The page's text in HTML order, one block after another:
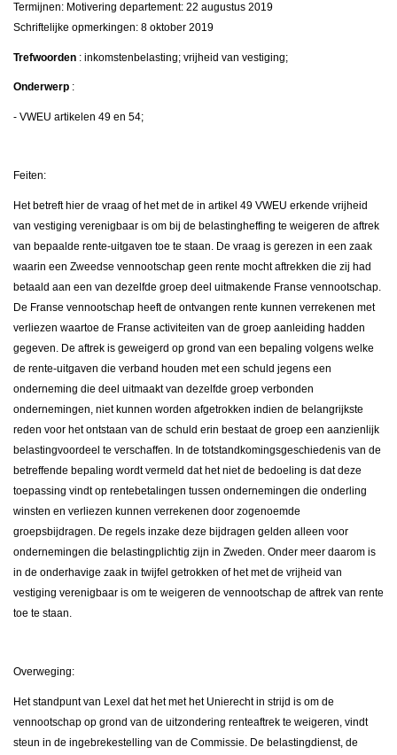
Termijnen: Motivering departement: 22 augustus 2019
Schriftelijke opmerkingen: 8 oktober 2019
Trefwoorden : inkomstenbelasting; vrijheid van vestiging;
Onderwerp :
- VWEU artikelen 49 en 54;
Feiten:
Het betreft hier de vraag of het met de in artikel 49 VWEU erkende vrijheid
van vestiging verenigbaar is om bij de belastingheffing te weigeren de aftrek
van bepaalde rente-uitgaven toe te staan. De vraag is gerezen in een zaak
waarin een Zweedse vennootschap geen rente mocht aftrekken die zij had
betaald aan een van dezelfde groep deel uitmakende Franse vennootschap.
De Franse vennootschap heeft de ontvangen rente kunnen verrekenen met
verliezen waartoe de Franse activiteiten van de groep aanleiding hadden
gegeven. De aftrek is geweigerd op grond van een bepaling volgens welke
de rente-uitgaven die verband houden met een schuld jegens een
onderneming die deel uitmaakt van dezelfde groep verbonden
ondernemingen, niet kunnen worden afgetrokken indien de belangrijkste
reden voor het ontstaan van de schuld erin bestaat de groep een aanzienlijk
belastingvoordeel te verschaffen. In de totstandkomingsgeschiedenis van de
betreffende bepaling wordt vermeld dat het niet de bedoeling is dat deze
toepassing vindt op rentebetalingen tussen ondernemingen die onderling
winsten en verliezen kunnen verrekenen door zogenoemde
groepsbijdragen. De regels inzake deze bijdragen gelden alleen voor
ondernemingen die belastingplichtig zijn in Zweden. Onder meer daarom is
in de onderhavige zaak in twijfel getrokken of het met de vrijheid van
vestiging verenigbaar is om te weigeren de vennootschap de aftrek van rente
toe te staan.
Overweging:
Het standpunt van Lexel dat het met het Unierecht in strijd is om de
vennootschap op grond van de uitzondering renteaftrek te weigeren, vindt
steun in de ingebrekestelling van de Commissie. De belastingdienst, de